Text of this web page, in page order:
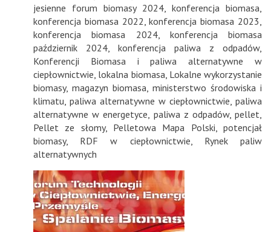
jesienne forum biomasy 2024
konferencja biomasa
konferencja biomasa 2022 ,konferencja biomasa 2023
konferencja biomasa 2024, konferencja biomasa
październik 2024
konferencja paliwa z odpadów,
Konferencji Biomasa i paliwa alternatywne w
ciepłownictwie lokalna biomasa Lokalne wykorzystanie
biomasy, magazyn biomasa ministerstwo środowiska i
klimatu paliwa alternatywne w ciepłownictwie paliwa
alternatywne w energetyce paliwa z odpadów,pellet
Pellet ze słomy, Pelletowa Mapa Polski ,potencjał
biomasy, RDF w ciepłownictwie
Rynek paliw
alternatywnych